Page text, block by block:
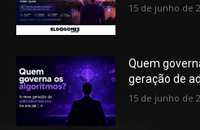
15 de junho de
Quem
geração de
15 de junho de